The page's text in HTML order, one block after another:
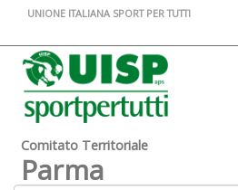
UNIONE ITALIANA SPORT PER TUTTI
Comitato Territoriale
Parma